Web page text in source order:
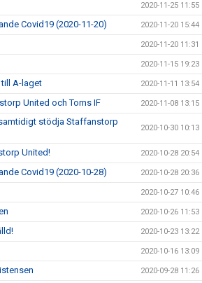
2020-11-25 11:55
Covid19 (2020-11-20) 2020-11-20 15:44
2020-11-20 11:31
2020-11-15 19:23
A-laget 2020-11-11 13:54
United och Torns IF 2020-11-08 13:15
stödja Staffanstorp
2020-10-30 10:13
United! 2020-10-28 20:54
Covid19 (2020-10-28) 2020-10-28 20:36
2020-10-27 10:46
2020-10-26 11:53
2020-10-23 13:22
2020-10-16 13:09
2020-09-28 11:26